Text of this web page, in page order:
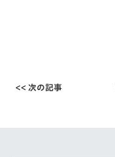
<< 次の記事